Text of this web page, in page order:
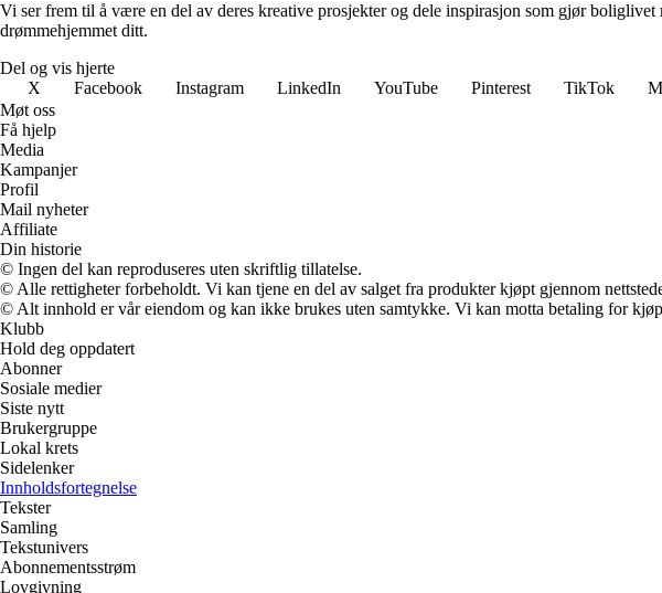
Vi ser frem til å være en del av deres kreative prosjekter og dele inspirasjon som gjør
drømmehjemmet ditt.
Del og vis hjerte
X
Facebook Instagram LinkedIn YouTube Pinterest TikTok
Møt oss
Få hjelp
Media
Kampanjer
Profil
Mail nyheter
Affiliate
Din historie
© Ingen del kan reproduseres uten skriftlig tillatelse.
© Alle rettigheter forbeholdt. Vi kan tjene en del av salget fra produkter kjøpt gjennom
© Alt innhold er vår eiendom og kan ikke brukes uten samtykke. Vi kan motta betaling for
Klubb
Hold deg oppdatert
Abonner
Sosiale medier
Siste nytt
Brukergruppe
Lokal krets
Sidelenker
Innholdsfortegnelse
Tekster
Samling
Tekstunivers
Abonnementsstrøm
Lovgivning